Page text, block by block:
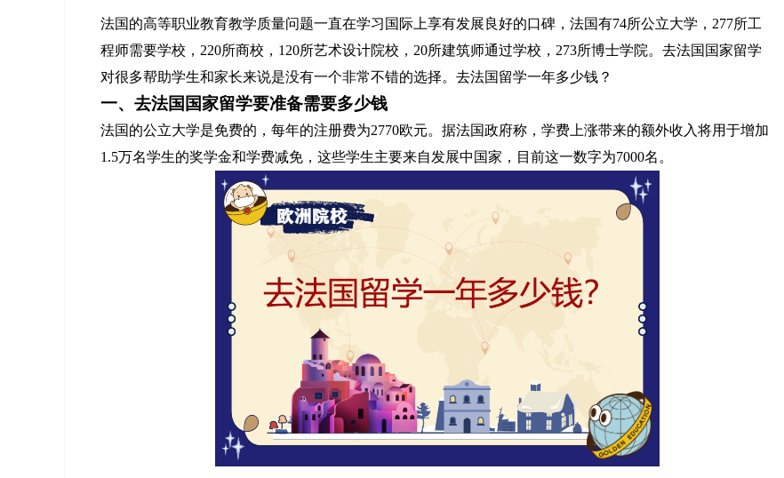
法国的高等职业教育教学质量问题一直在学习国际上享有发展良好的口碑，法国有74所公立大学，277所工
程师需要学校，220所商校，120所艺术设计院校，20所建筑师通过学校，273所博士学院。去法国国家留学
对很多帮助学生和家长来说是没有一个非常不错的选择。去法国留学一年多少钱？
一、去法国国家留学要准备需要多少钱
法国的公立大学是免费的，每年的注册费为2770欧元。据法国政府称，学费上涨带来的额外收入将用于增加
1.5万名学生的奖学金和学费减免，这些学生主要来自发展中国家，目前这一数字为7000名。